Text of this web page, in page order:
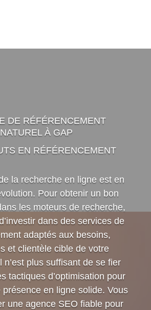
DE RÉFÉRENCEMENT
NATUREL À GAP
EN RÉFÉRENCEMENT
la recherche en ligne est en
Pour obtenir un bon
les moteurs de recherche,
dans des services de
adaptés aux besoins,
et clientèle cible de votre
n’est plus suffisant de se fier
tactiques d’optimisation pour
présence en ligne solide. Vous
une agence SEO fiable pour